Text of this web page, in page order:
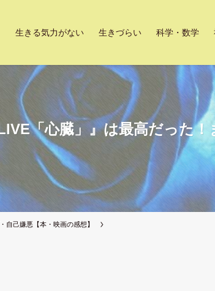
生きる気力がない 生きづらい 科学・数学
「心臓」』は最高だった
自己嫌悪【本・映画の感想】